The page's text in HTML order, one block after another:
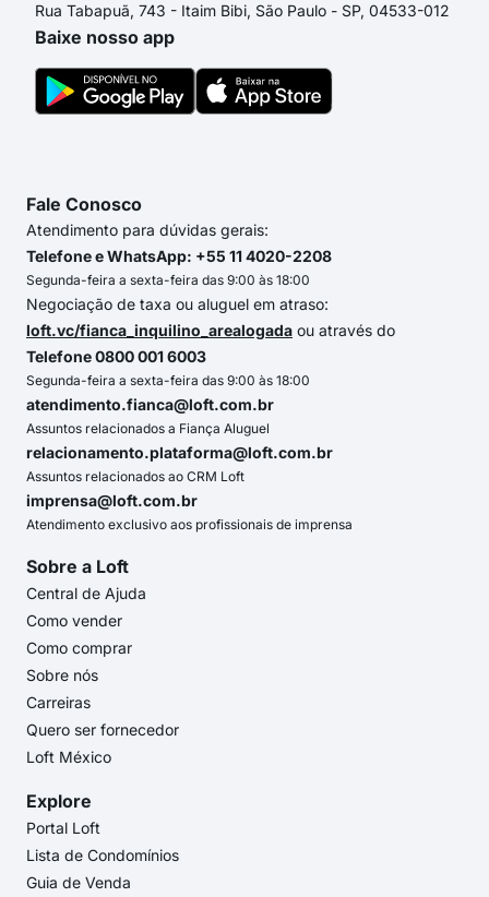
Rua Tabapuã, 743 - Itaim Bibi, São Paulo - SP, 04533-012
Baixe nosso app
Fale Conosco
Atendimento para dúvidas gerais:
Telefone e WhatsApp: +55 11 4020-2208
Segunda-feira a sexta-feira das 9:00 às 18:00
Negociação de taxa ou aluguel em atraso:
loft.vc/fianca_inquilino_arealogada ou através do
Telefone 0800 001 6003
Segunda-feira a sexta-feira das 9:00 às 18:00
atendimento.fianca@loft.com.br
Assuntos relacionados a Fiança Aluguel
relacionamento.plataforma@loft.com.br
Assuntos relacionados ao CRM Loft
imprensa@loft.com.br
Atendimento exclusivo aos profissionais de imprensa
Sobre a Loft
Central de Ajuda
Como vender
Como comprar
Sobre nós
Carreiras
Quero ser fornecedor
Loft México
Explore
Portal Loft
Lista de Condomínios
Guia de Venda